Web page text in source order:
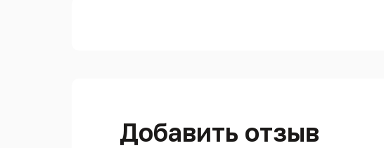
Добавить отзыв